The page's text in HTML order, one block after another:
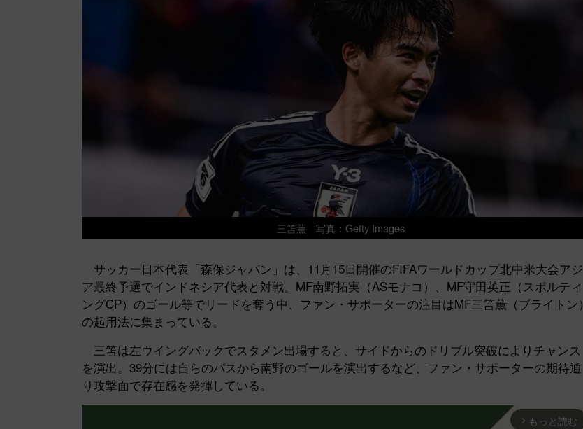
三笘薫 写真：Getty Images
サッカー日本代表「森保ジャパン」は、11月15日開催のFIFAワールドカップ北中米大会アジ
ア最終予選でインドネシア代表と対戦。MF南野拓実（ASモナコ）、MF守田英正（スポルティ
ングCP）のゴール等でリードを奪う中、ファン・サポーターの注目はMF三笘薫（ブライトン）
の起用法に集まっている。
三笘は左ウイングバックでスタメン出場すると、サイドからのドリブル突破によりチャンス
を演出。39分には自らのパスから南野のゴールを演出するなど、ファン・サポーターの期待通
り攻撃面で存在感を発揮している。
arrow_forward_ios もっと読む